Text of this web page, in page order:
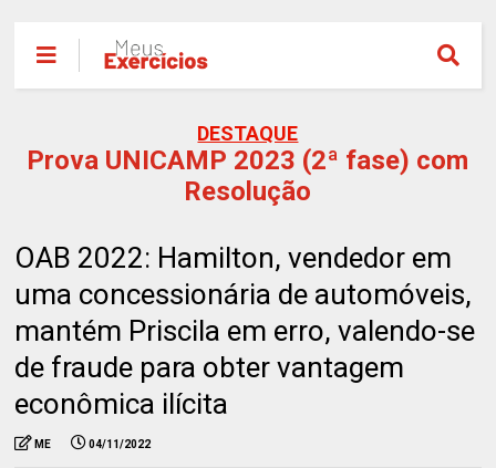
DESTAQUE
Prova UNICAMP 2023 (2ª fase) com
Resolução
OAB 2022: Hamilton, vendedor em
uma concessionária de automóveis,
mantém Priscila em erro, valendo-se
de fraude para obter vantagem
econômica ilícita
ME 04/11/2022